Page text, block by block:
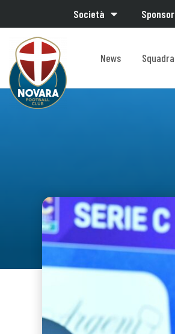
Società Sponsor
News Squadra